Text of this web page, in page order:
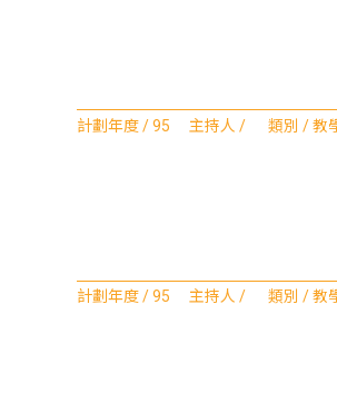
計劃年度 / 95 主持人 / 類別 / 教
計劃年度 / 95 主持人 / 類別 / 教